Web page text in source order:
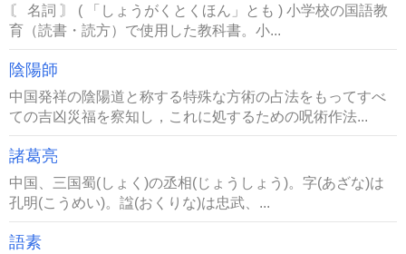
〘 名詞 〙 ( 「しょうがくとくほん」とも ) 小学校の国語教
育（読書・読方）で使用した教科書。小...
陰陽師
中国発祥の陰陽道と称する特殊な方術の占法をもってすべ
ての吉凶災福を察知し，これに処するための呪術作法...
諸葛亮
中国、三国蜀(しょく)の丞相(じょうしょう)。字(あざな)は
孔明(こうめい)。諡(おくりな)は忠武、...
語素